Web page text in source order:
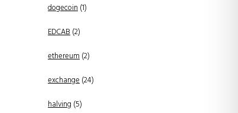
dogecoin(1)
EDCAB(2)
ethereum(2)
exchange(24)
halving (5)